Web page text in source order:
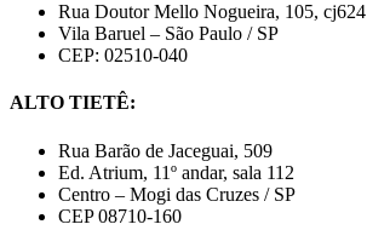
Rua Doutor Mello Nogueira, 105, cj624
Vila Baruel – São Paulo / SP
CEP: 02510-040
ALTO TIETÊ:
Rua Barão de Jaceguai, 509
Ed. Atrium, 11º andar, sala 112
Centro – Mogi das Cruzes / SP
CEP 08710-160